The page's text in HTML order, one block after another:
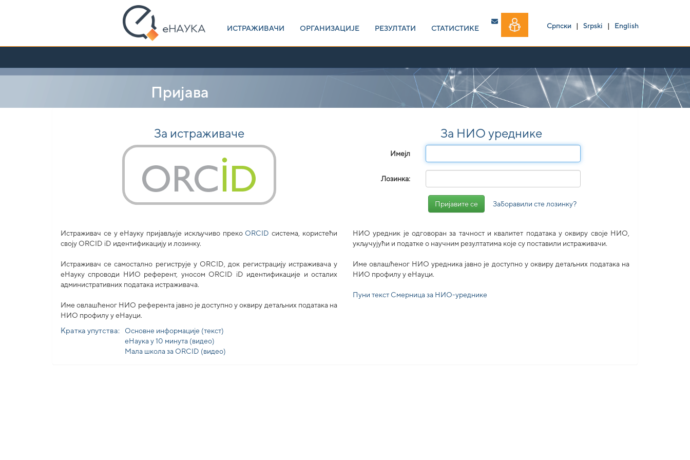
ИСТРАЖИВАЧИ
ОРГАНИЗАЦИЈЕ РЕЗУЛТАТИ СТАТИСТИКЕ Српски |Srpski | English
Пријава
За истраживаче За НИО уреднике
Имејл
Лозинка:
Заборавили сте лозинку?
Истраживач се у еНауку пријављује искључиво преко ORCID система, користећи
своjу ORCID iD идентификацију и лозинку.
Истраживач се самостално региструје у ORCID, док регистрацију истраживача у
еНауку спроводи НИО референт, уносом ORCID iD идентификације и осталих
административних података истраживача.
Име овлашћеног НИО референта јавно је доступно у оквиру детаљних података на
НИО профилу у еНауци.
Кратка упутства:
Основне информације (текст)
еНаука у 10 минута (видео)
Мала школа за ORCID (видео)
НИО уредник је одговоран за тачност и квалитет података у оквиру своје НИО,
укључујући и податке о научним резултатима које су поставили истраживачи.
Име овлашћеног НИО уредника јавно је доступно у оквиру детаљних података на
НИО профилу у еНауци.
Пуни текст Смерница за НИО-уреднике